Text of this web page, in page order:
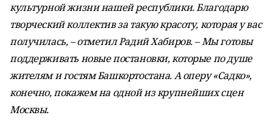
культурной жизни нашей республики. Благодарю
творческий коллектив за такую красоту, которая у вас
получилась, – отметил Радий Хабиров. – Мы готовы
поддерживать новые постановки, которые по душе
жителям и гостям Башкортостана. А оперу «Садко»,
конечно, покажем на одной из крупнейших сцен
Москвы.